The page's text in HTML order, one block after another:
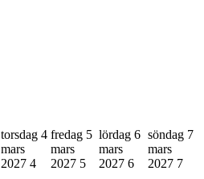
torsdag 4
mars
2027 4
fredag 5
mars
2027 5
lördag 6
mars
2027 6
söndag 7
mars
2027 7